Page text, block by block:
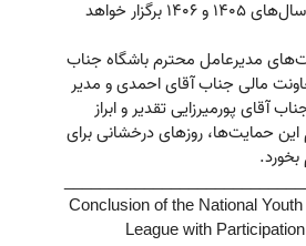
فراخوان عمومی طی سال‌های ۱۴۰۵ و ۱۴۰۶ برگزار خواهد
مدیرعامل محترم باشگاه جناب
مالی جناب آقای احمدی و مدیر
آقای پورمیرزایی تقدیر و ابراز
این حمایت‌ها، روزهای درخشانی برای
Conclusion of the National
League with